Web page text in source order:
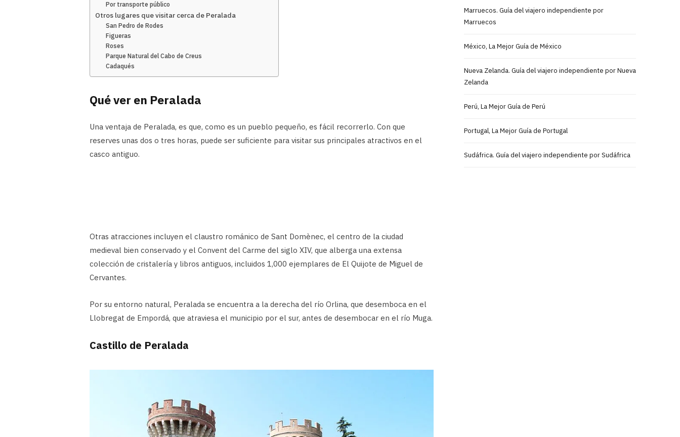
Por transporte público
Otros lugares que visitar cerca de Peralada
San Pedro de Rodes
Figueras
Roses
Parque Natural del Cabo de Creus
Cadaqués
Qué ver en Peralada
Una ventaja de Peralada, es que, como es un pueblo pequeño, es fácil recorrerlo. Con que
reserves unas dos o tres horas, puede ser suficiente para visitar sus principales atractivos en el
casco antiguo.
Otras atracciones incluyen el claustro románico de Sant Domènec, el centro de la ciudad
medieval bien conservado y el Convent del Carme del siglo XIV, que alberga una extensa
colección de cristalería y libros antiguos, incluidos 1,000 ejemplares de El Quijote de Miguel de
Cervantes.
Por su entorno natural, Peralada se encuentra a la derecha del río Orlina, que desemboca en el
Llobregat de Empordá, que atraviesa el municipio por el sur, antes de desembocar en el río Muga.
Castillo de Peralada
Marruecos. Guía del viajero independiente por
Marruecos
México, La Mejor Guía de México
Nueva Zelanda. Guía del viajero independiente por Nueva
Zelanda
Perú, La Mejor Guía de Perú
Portugal, La Mejor Guía de Portugal
Sudáfrica. Guía del viajero independiente por Sudáfrica